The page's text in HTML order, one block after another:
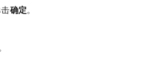
确定。